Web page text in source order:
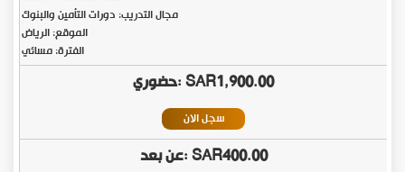
مجال التدريب: دورات التأمين والبنوك
الموقع: الرياض
الفترة: مسائي
SAR1,900.00
سجل الان
SAR400.00